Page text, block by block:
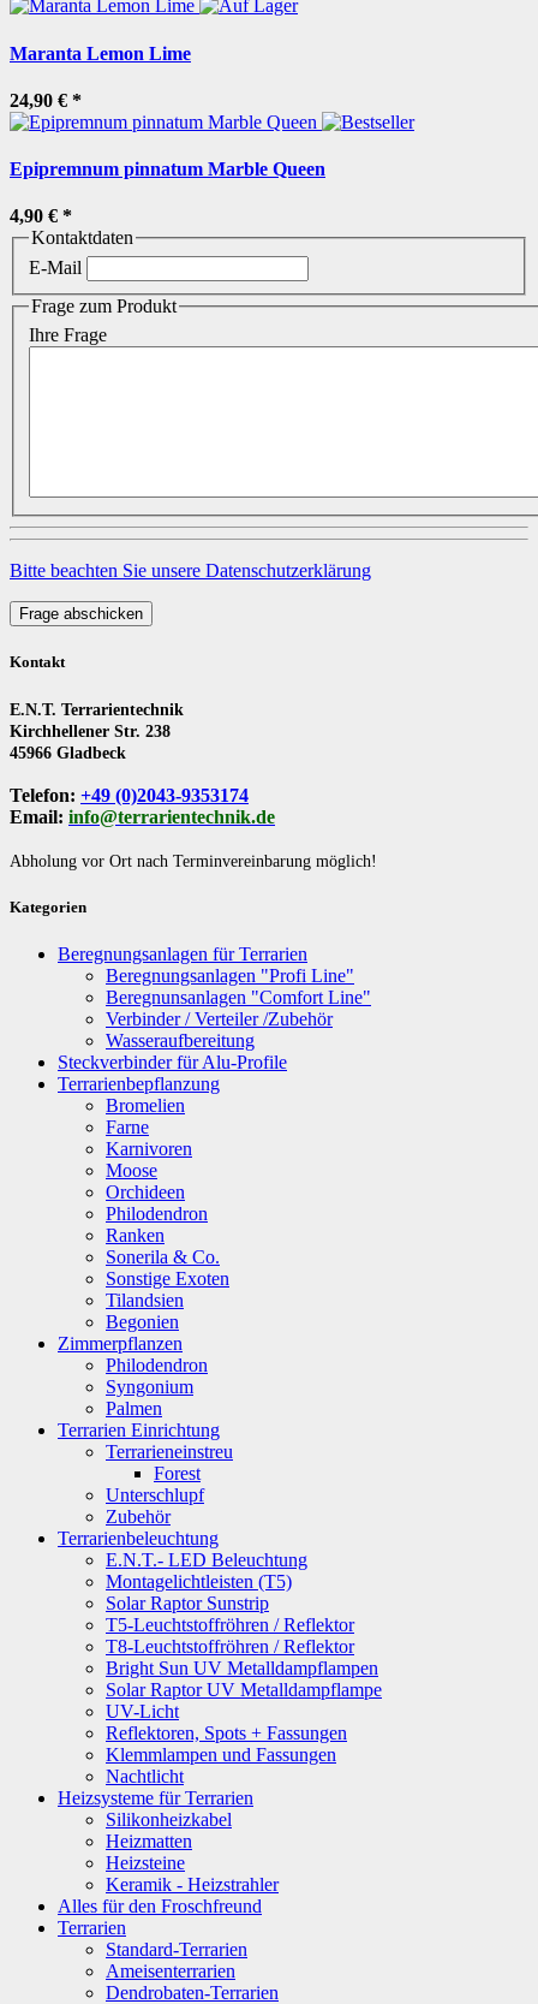
Maranta Lemon Lime
24,90 € *
Epipremnum pinnatum Marble Queen
4,90 € *
Kontaktdaten
E-Mail
Frage zum Produkt
Ihre Frage
Bitte beachten Sie unsere Datenschutzerklärung
Frage abschicken
Kontakt
E.N.T. Terrarientechnik
Kirchhellener Str. 238
45966 Gladbeck
Telefon: +49 (0)2043-9353174
Email: info@terrarientechnik.de
Abholung vor Ort nach Terminvereinbarung möglich!
Kategorien
Beregnungsanlagen für Terrarien
Beregnungsanlagen "Profi Line"
Beregnunsanlagen "Comfort Line"
Verbinder / Verteiler /Zubehör
Wasseraufbereitung
Steckverbinder für Alu-Profile
Terrarienbepflanzung
Bromelien
Farne
Karnivoren
Moose
Orchideen
Philodendron
Ranken
Sonerila & Co.
Sonstige Exoten
Tilandsien
Begonien
Zimmerpflanzen
Philodendron
Syngonium
Palmen
Terrarien Einrichtung
Terrarieneinstreu
Forest
Unterschlupf
Zubehör
Terrarienbeleuchtung
E.N.T.- LED Beleuchtung
Montagelichtleisten (T5)
Solar Raptor Sunstrip
T5-Leuchtstoffröhren / Reflektor
T8-Leuchtstoffröhren / Reflektor
Bright Sun UV Metalldampflampen
Solar Raptor UV Metalldampflampe
UV-Licht
Reflektoren, Spots + Fassungen
Klemmlampen und Fassungen
Nachtlicht
Heizsysteme für Terrarien
Silikonheizkabel
Heizmatten
Heizsteine
Keramik - Heizstrahler
Alles für den Froschfreund
Terrarien
Standard-Terrarien
Ameisenterrarien
Dendrobaten-Terrarien